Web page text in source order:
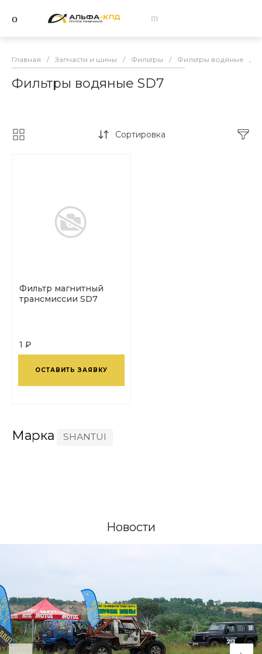
Главная / Запчасти и шины / Фильтры / Фильтры водяные /
Фильтры водяные SD7
Сортировка
Фильтр магнитный
трансмиссии SD7
1 ₽
ОСТАВИТЬ ЗАЯВКУ
Марка SHANTUI
Новости